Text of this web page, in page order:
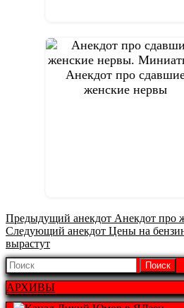
Анекдот про
женские нервы
Предыдущий анекдот Предыдущая
запись:
Анекдот про
Следующий анекдот Следующая
Цены на
вырастут
Найти:
АРХИВЫ